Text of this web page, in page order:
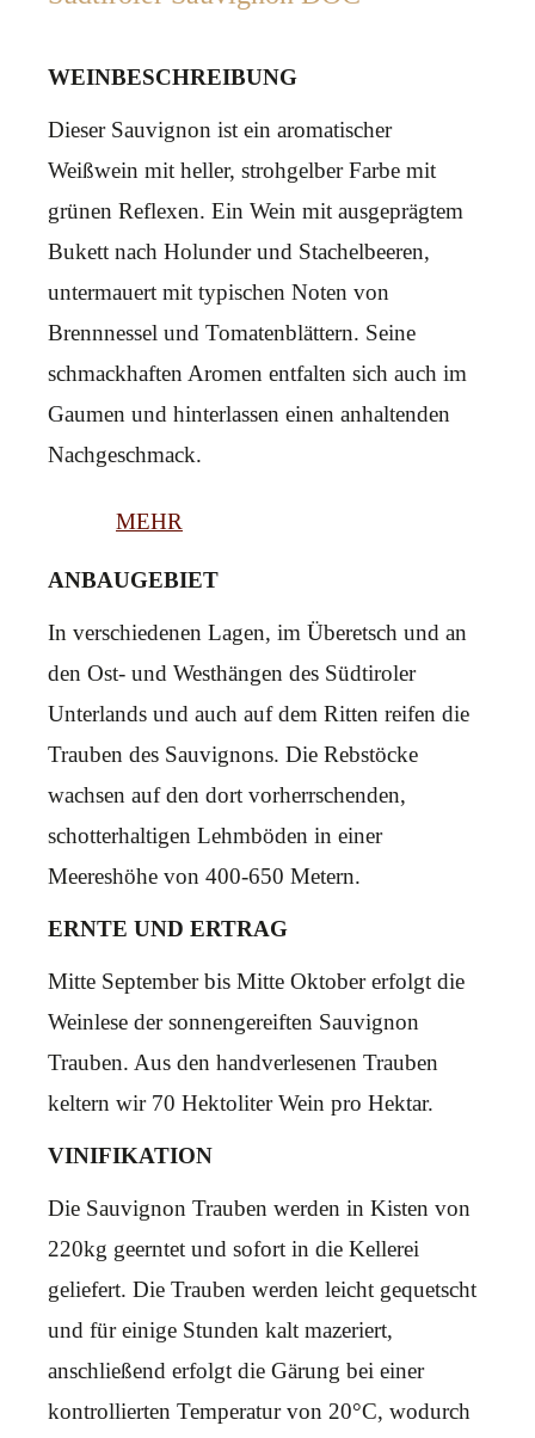
WEINBESCHREIBUNG
Dieser Sauvignon ist ein aromatischer
Weißwein mit heller, strohgelber Farbe mit
grünen Reflexen. Ein Wein mit ausgeprägtem
Bukett nach Holunder und Stachelbeeren,
untermauert mit typischen Noten von
Brennnessel und Tomatenblättern. Seine
schmackhaften Aromen entfalten sich auch im
Gaumen und hinterlassen einen anhaltenden
Nachgeschmack.
MEHR
ANBAUGEBIET
In verschiedenen Lagen, im Überetsch und an
den Ost- und Westhängen des Südtiroler
Unterlands und auch auf dem Ritten reifen die
Trauben des Sauvignons. Die Rebstöcke
wachsen auf den dort vorherrschenden,
schotterhaltigen Lehmböden in einer
Meereshöhe von 400-650 Metern.
ERNTE UND ERTRAG
Mitte September bis Mitte Oktober erfolgt die
Weinlese der sonnengereiften Sauvignon
Trauben. Aus den handverlesenen Trauben
keltern wir 70 Hektoliter Wein pro Hektar.
VINIFIKATION
Die Sauvignon Trauben werden in Kisten von
220kg geerntet und sofort in die Kellerei
geliefert. Die Trauben werden leicht gequetscht
und für einige Stunden kalt mazeriert,
anschließend erfolgt die Gärung bei einer
kontrollierten Temperatur von 20°C, wodurch